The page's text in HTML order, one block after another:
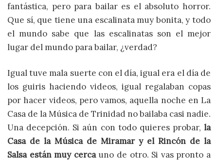
fantástica, pero para bailar es el absoluto horror.
Que sí, que tiene una escalinata muy bonita, y todo
el mundo sabe que las escalinatas son el mejor
lugar del mundo para bailar, ¿verdad?
Igual tuve mala suerte con el día, igual era el día de
los guiris haciendo videos, igual regalaban copas
por hacer videos, pero vamos, aquella noche en La
Casa de la Música de Trinidad no bailaba casi nadie.
Una decepción. Si aún con todo quieres probar, la
Casa de la Música de Miramar y el Rincón de la
Salsa están muy cercauno de otro. Si vas pronto a